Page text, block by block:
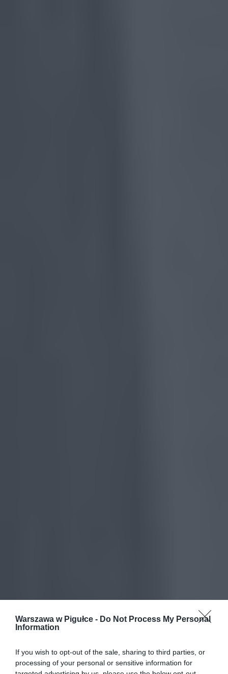
Warszawa w Pigułce - Do Not Process My Personal
Information
If you wish to opt-out of the sale, sharing to third parties, or
processing of your personal or sensitive information for